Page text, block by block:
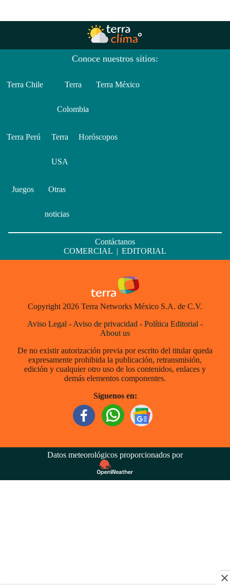
Conoce nuestros sitios:
Terra Chile Terra
Colombia
Terra México
Terra Perú Terra
USA
Horóscopos
Juegos Otras
noticias
Contáctanos
COMERCIAL | EDITORIAL
Copyright 2026 Terra Networks México S.A. de C.V.
Aviso Legal - Aviso de privacidad - Política Editorial -
About us
De no existir autorización previa por escrito del titular queda
expresamente prohibida la publicación, retransmisión,
edición y cualquier otro uso de los contenidos, enlaces y
demás elementos componentes.
Síguenos en:
Datos meteorológicos proporcionados por